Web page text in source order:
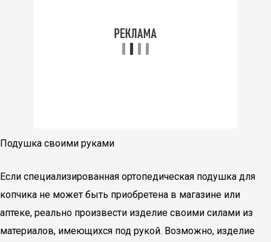
Подушка своими руками
Если специализированная ортопедическая подушка для
копчика не может быть приобретена в магазине или
аптеке, реально произвести изделие своими силами из
материалов, имеющихся под рукой. Возможно, изделие